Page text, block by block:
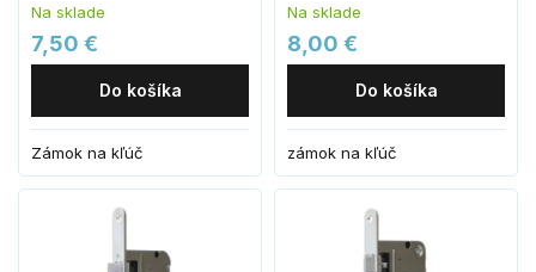
Na sklade
7,50 €
Do košíka
Zámok na kľúč
Na sklade
8,00 €
Do košíka
zámok na kľúč